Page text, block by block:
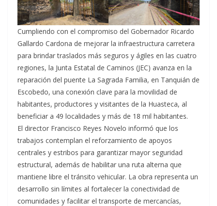
Cumpliendo con el compromiso del Gobernador Ricardo
Gallardo Cardona de mejorar la infraestructura carretera
para brindar traslados más seguros y ágiles en las cuatro
regiones, la Junta Estatal de Caminos (JEC) avanza en la
reparación del puente La Sagrada Familia, en Tanquián de
Escobedo, una conexión clave para la movilidad de
habitantes, productores y visitantes de la Huasteca, al
beneficiar a 49 localidades y más de 18 mil habitantes.
El director Francisco Reyes Novelo informó que los
trabajos contemplan el reforzamiento de apoyos
centrales y estribos para garantizar mayor seguridad
estructural, además de habilitar una ruta alterna que
mantiene libre el tránsito vehicular. La obra representa un
desarrollo sin límites al fortalecer la conectividad de
comunidades y facilitar el transporte de mercancías,